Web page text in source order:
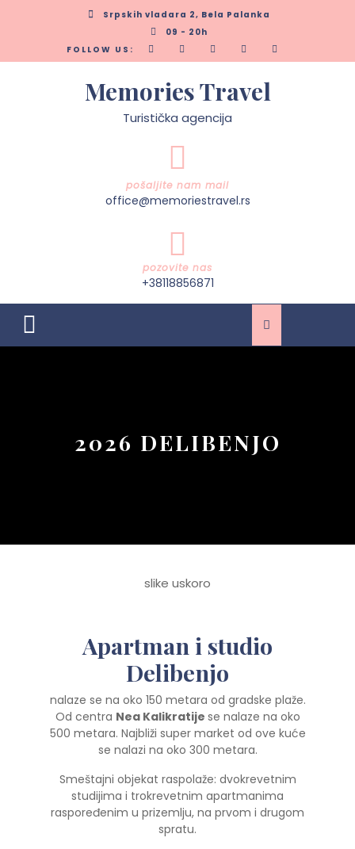
Srpskih vladara 2, Bela Palanka
09 - 20h
FOLLOW US:
Memories Travel
Turistička agencija
pošaljite nam mail
office@memoriestravel.rs
pozovite nas
+38118856871
Open
2026 DELIBENJO
slike uskoro
Apartman i studio
Delibenjo
nalaze se na oko 150 metara od gradske plaže.
Od centra Nea Kalikratije se nalaze na oko
500 metara. Najbliži super market od ove kuće
se nalazi na oko 300 metara.
Smeštajni objekat raspolaže: dvokrevetnim
studijima i trokrevetnim apartmanima
raspoređenim u prizemlju, na prvom i drugom
spratu.